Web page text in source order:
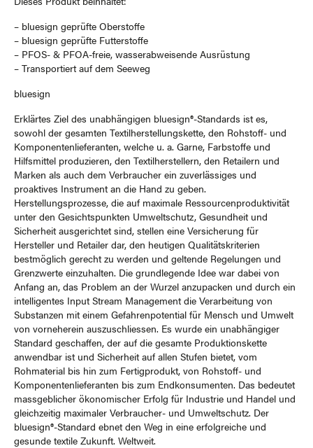
– bluesign geprüfte Oberstoffe
– bluesign geprüfte Futterstoffe
– PFOS- & PFOA-freie, wasserabweisende Ausrüstung
– Transportiert auf dem Seeweg
bluesign
Erklärtes Ziel des unabhängigen bluesign®-Standards ist es,
sowohl der gesamten Textilherstellungskette, den Rohstoff- und
Komponentenlieferanten, welche u. a. Garne, Farbstoffe und
Hilfsmittel produzieren, den Textilherstellern, den Retailern und
Marken als auch dem Verbraucher ein zuverlässiges und
proaktives Instrument an die Hand zu geben.
Herstellungsprozesse, die auf maximale Ressourcenproduktivität
unter den Gesichtspunkten Umweltschutz, Gesundheit und
Sicherheit ausgerichtet sind, stellen eine Versicherung für
Hersteller und Retailer dar, den heutigen Qualitätskriterien
bestmöglich gerecht zu werden und geltende Regelungen und
Grenzwerte einzuhalten. Die grundlegende Idee war dabei von
Anfang an, das Problem an der Wurzel anzupacken und durch ein
intelligentes Input Stream Management die Verarbeitung von
Substanzen mit einem Gefahrenpotential für Mensch und Umwelt
von vorneherein auszuschliessen. Es wurde ein unabhängiger
Standard geschaffen, der auf die gesamte Produktionskette
anwendbar ist und Sicherheit auf allen Stufen bietet, vom
Rohmaterial bis hin zum Fertigprodukt, von Rohstoff- und
Komponentenlieferanten bis zum Endkonsumenten. Das bedeutet
massgeblicher ökonomischer Erfolg für Industrie und Handel und
gleichzeitig maximaler Verbraucher- und Umweltschutz. Der
bluesign®-Standard ebnet den Weg in eine erfolgreiche und
gesunde textile Zukunft. Weltweit.